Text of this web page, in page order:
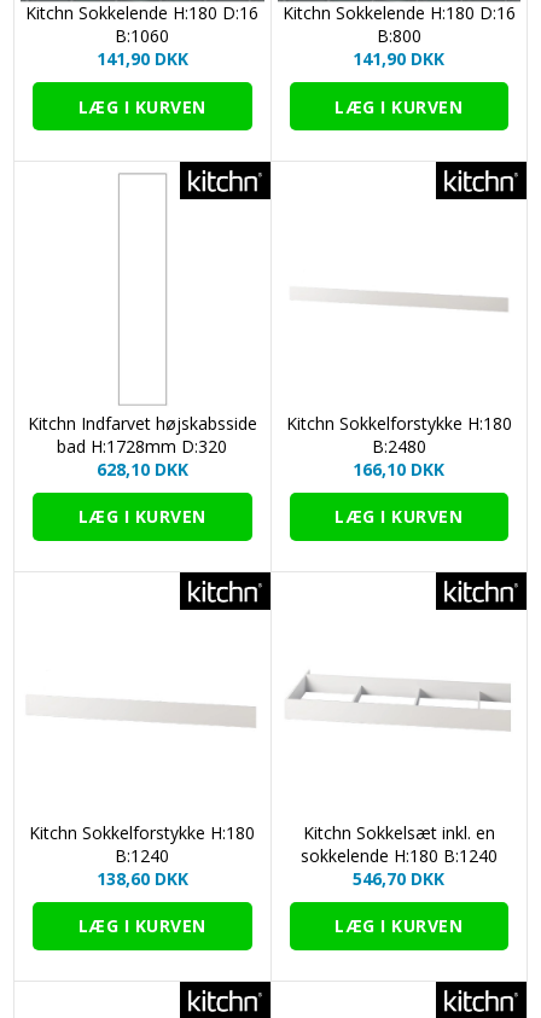
Kitchn Sokkelende H:180 D:16
B:1060
141,90 DKK
Kitchn Sokkelende H:180 D:16
B:800
141,90 DKK
Kitchn Indfarvet højskabsside
bad H:1728mm D:320
628,10 DKK
Kitchn Sokkelforstykke H:180
B:2480
166,10 DKK
Kitchn Sokkelforstykke H:180
B:1240
138,60 DKK
Kitchn Sokkelsæt inkl. en
sokkelende H:180 B:1240
546,70 DKK